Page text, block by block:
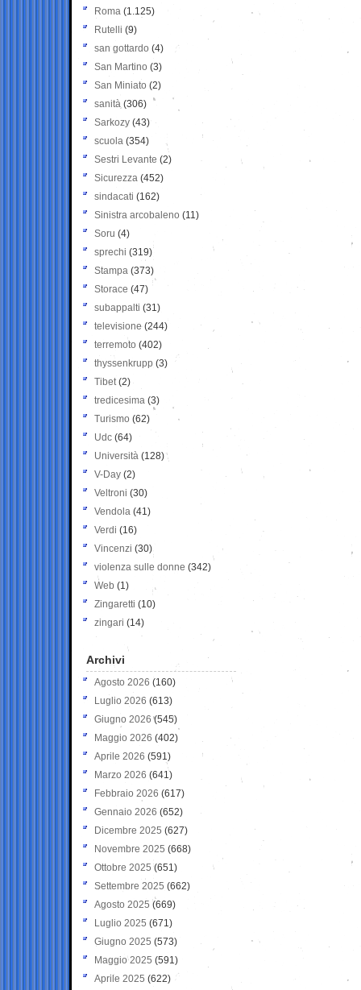
Roma (1.125)
Rutelli (9)
san gottardo (4)
San Martino (3)
San Miniato (2)
sanità (306)
Sarkozy (43)
scuola (354)
Sestri Levante (2)
Sicurezza (452)
sindacati (162)
Sinistra arcobaleno (11)
Soru (4)
sprechi (319)
Stampa (373)
Storace (47)
subappalti (31)
televisione(244)
terremoto (402)
thyssenkrupp (3)
Tibet(2)
tredicesima (3)
Turismo (62)
Udc (64)
Università (128)
V-Day (2)
Veltroni (30)
Vendola (41)
Verdi (16)
Vincenzi (30)
violenza sulle donne (342)
Web (1)
Zingaretti (10)
zingari (14)
Archivi
Agosto 2026 (160)
Luglio 2026 (613)
Giugno 2026 (545)
Maggio 2026 (402)
Aprile 2026 (591)
Marzo 2026 (641)
Febbraio 2026 (617)
Gennaio 2026 (652)
Dicembre 2025 (627)
Novembre 2025 (668)
Ottobre 2025 (651)
Settembre 2025 (662)
Agosto 2025 (669)
Luglio 2025 (671)
Giugno 2025 (573)
Maggio 2025 (591)
Aprile 2025 (622)